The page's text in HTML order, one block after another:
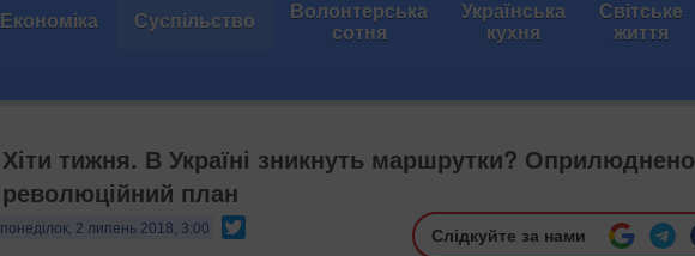
Економіка Суспільство Волонтерська
сотня
Українська
кухня
Світське
життя
Хіти тижня. В Україні зникнуть маршрутки? Оприлюднено
революційний план
понеділок, 2 липень 2018, 3:00 Слідкуйте за нами